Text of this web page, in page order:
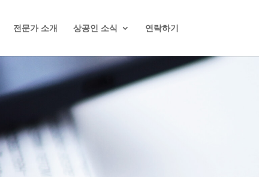
전문가 소개 상공인 소식 연락하기